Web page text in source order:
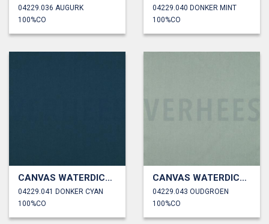
04229.036 AUGURK
100%CO
04229.040 DONKER MINT
100%CO
CANVAS WATERDICHT
04229.041 DONKER CYAN
100%CO
CANVAS WATERDICHT
04229.043 OUDGROEN
100%CO